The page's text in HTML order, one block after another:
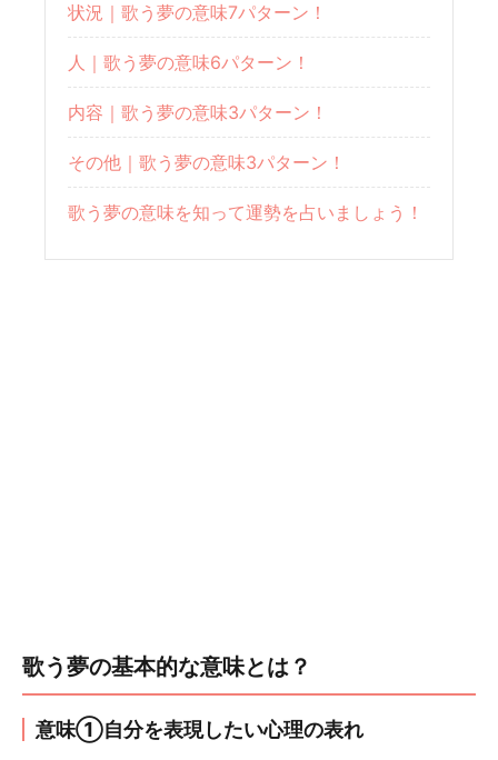
状況｜歌う夢の意味7パターン！
人｜歌う夢の意味6パターン！
内容｜歌う夢の意味3パターン！
その他｜歌う夢の意味3パターン！
歌う夢の意味を知って運勢を占いましょう！
歌う夢の基本的な意味とは？
意味①自分を表現したい心理の表れ